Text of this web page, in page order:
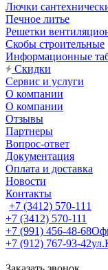
Лючки
Печное литье
Решетки
Скобы строительные
Информационные
Скидки
Сервис и услуги
О компании
О компании
Отзывы
Партнеры
Вопрос-ответ
Документация
Оплата и доставка
Новости
Контакты
+7 (3412) 570-111
+7 (3412) 570-111
+7 (991) 456-48-68
+7 (912) 767-93-42